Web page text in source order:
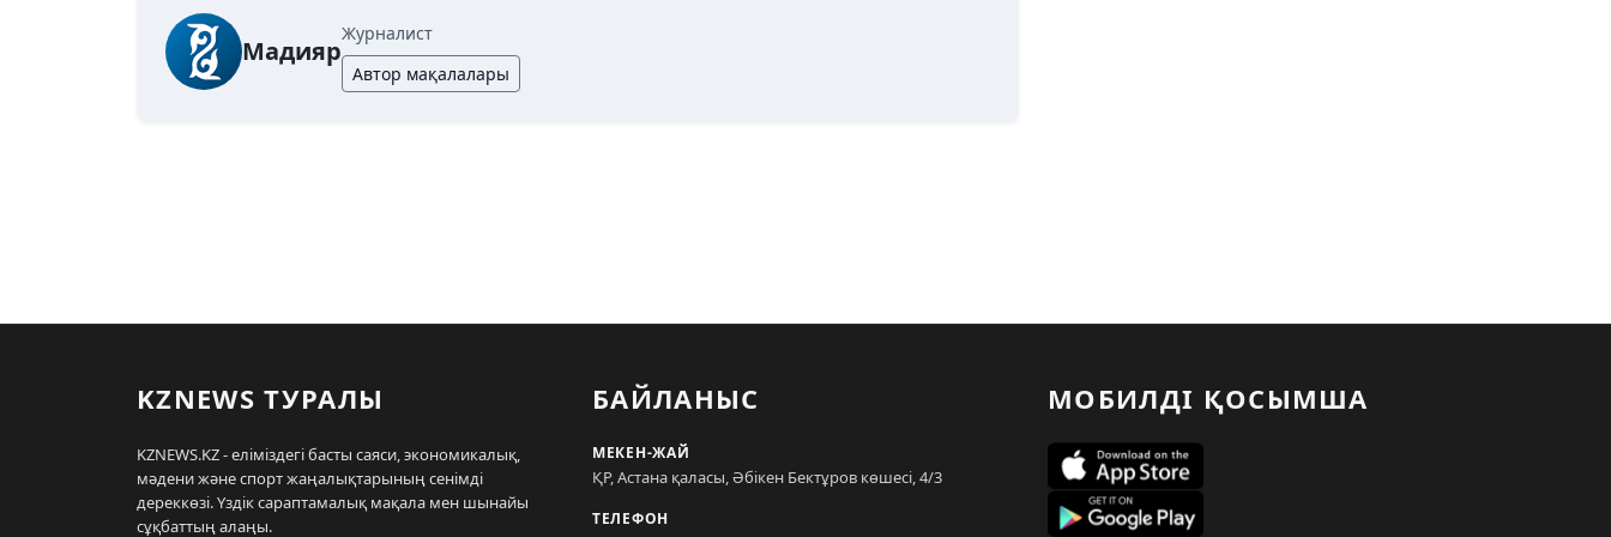
Мадияр
Журналист
Автор мақалалары
KZNEWS ТУРАЛЫ
KZNEWS.KZ - еліміздегі басты саяси, экономикалық,
мәдени және спорт жаңалықтарының сенімді
дереккөзі. Үздік сараптамалық мақала мен шынайы
сұқбаттың алаңы.
БАЙЛАНЫС
МЕКЕН-ЖАЙ
ҚР, Астана қаласы, Әбікен Бектұров көшесі, 4/3
ТЕЛЕФОН
МОБИЛДІ ҚОСЫМША